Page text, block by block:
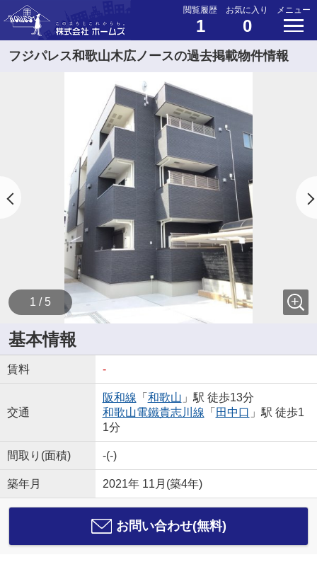
閲覧履歴
1
お気に入り
0
メニュー
フジパレス和歌山木広ノースの過去掲載物件情報
1 / 5
基本情報
賃料 -
交通
阪和線 「 和歌山 」駅 徒歩13分
和歌山電鐵貴志川線 「 田中口 」駅 徒歩1
1分
間取り(面積) -(-)
築年月 2021年 11月(築4年)
お問い合わせ(無料)